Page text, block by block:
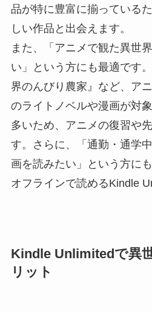
品が特に豊富に揃っている
しい作品と出会えます。
また、「アニメで観た異世
い」という方にも最適です
界のんびり農家』など、ア
のライトノベルや漫画が対
多いため、アニメの復習や
す。さらに、「通勤・通学
画を読みたい」という方に
オフラインで読めるKindle
Kindle Unlimitedで異
リット